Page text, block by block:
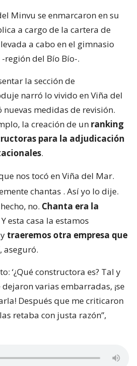
Minvu se enmarcaron en su
a cargo de la cartera de
a cabo en el gimnasio
región del Bío Bío-.
la sección de
narró lo vivido en Viña del
medidas de revisión.
la creación de un ranking
para la adjudicación
.
nos tocó en Viña del Mar.
chantas . Así yo lo dije.
no. Chanta era la
Y esta casa la estamos
traeremos otra empresa que
aseguró.
‘¿Qué constructora es? Tal y
dejaron varias embarradas, ¡se
Después que me criticaron
retaba con justa razón”,